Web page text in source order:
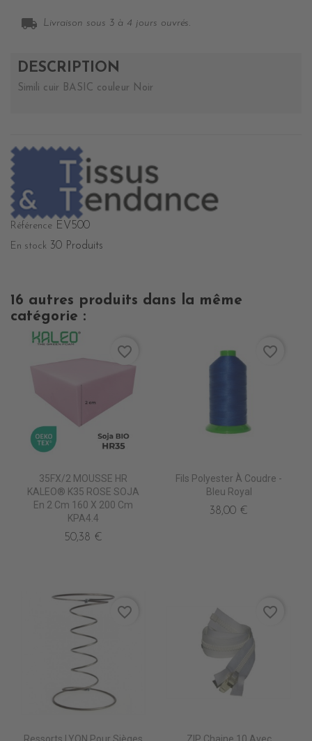
local_shipping Livraison sous 3 à 4 jours ouvrés.
DESCRIPTION
Simili cuir BASIC couleur Noir
Référence EV500
En stock 30 Produits
16 autres produits dans la même
catégorie :
35FX/2 MOUSSE HR
KALEO® K35 ROSE SOJA
En 2 Cm 160 X 200 Cm
KPA4.4
50,38 €
favorite_border
Fils Polyester À Coudre -
Bleu Royal
38,00 €
favorite_border
favorite_border favorite_border